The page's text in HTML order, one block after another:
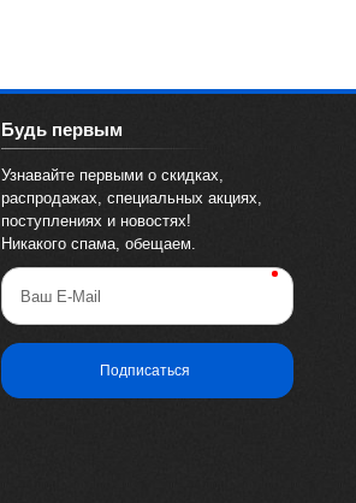
Будь первым
Узнавайте первыми о скидках,
распродажах, специальных акциях,
поступлениях и новостях!
Никакого спама, обещаем.
Ваш E-Mail
Подписаться